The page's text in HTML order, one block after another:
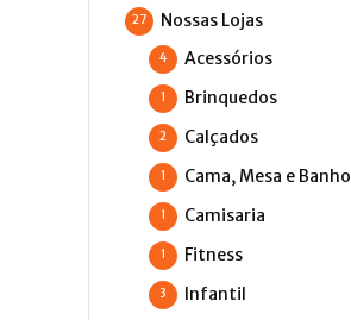
Nossas Lojas
27
Acessórios
4
Brinquedos
1
Calçados
2
Cama, Mesa e Banho
1
Camisaria
1
Fitness
1
Infantil
3